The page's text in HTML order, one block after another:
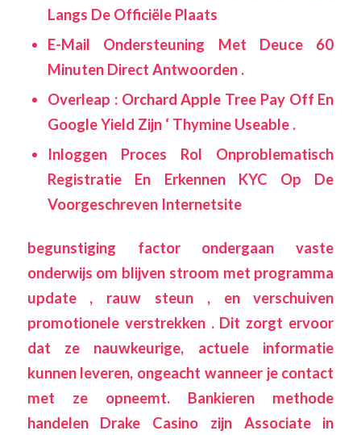
Langs De Officiële Plaats
E-Mail Ondersteuning Met Deuce 60
Minuten Direct Antwoorden .
Overleap : Orchard Apple Tree Pay Off En
Google Yield Zijn ‘ Thymine Useable .
Inloggen Proces Rol Onproblematisch
Registratie En Erkennen KYC Op De
Voorgeschreven Internetsite
begunstiging factor ondergaan vaste
onderwijs om blijven stroom met programma
update , rauw steun , en verschuiven
promotionele verstrekken . Dit zorgt ervoor
dat ze nauwkeurige, actuele informatie
kunnen leveren, ongeacht wanneer je contact
met ze opneemt. Bankieren methode
handelen Drake Casino zijn Associate in